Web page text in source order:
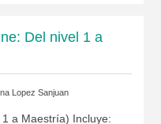
Del nivel 1 a
Lopez Sanjuan
a Maestría) Incluye: